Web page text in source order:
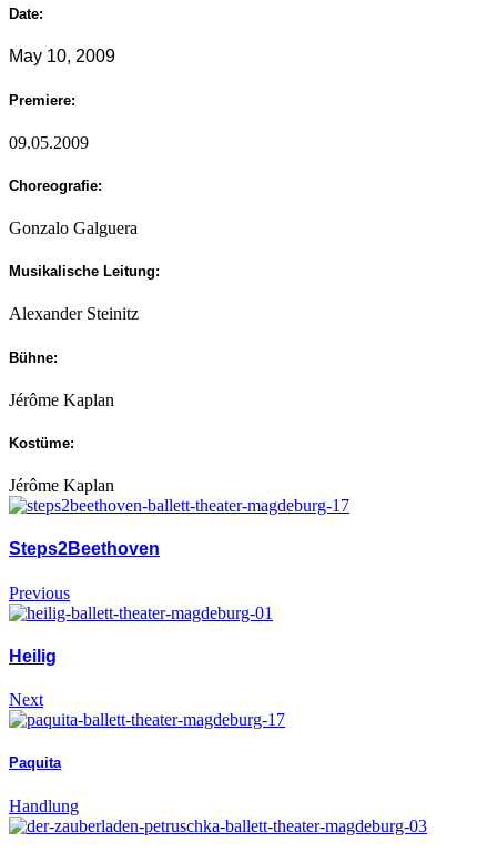
Date:
May 10, 2009
Premiere:
09.05.2009
Choreografie:
Gonzalo Galguera
Musikalische Leitung:
Alexander Steinitz
Bühne:
Jérôme Kaplan
Kostüme:
Jérôme Kaplan
Steps2Beethoven
Previous
Heilig
Next
Paquita
Handlung